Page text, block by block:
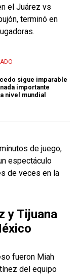
el Juárez vs
terminó en
sigue imparable
importante
nivel mundial
de juego,
espectáculo
de veces en la
y Tijuana
fueron Miah
del equipo